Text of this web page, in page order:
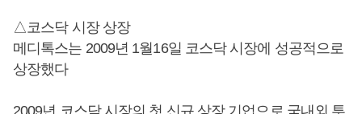
△코스닥 시장 상장
메디톡스는 2009년 1월16일 코스닥 시장에 성공적으로
상장했다
2009년 코스닥 시장의 첫 신규 상장 기업으로 국내외 투